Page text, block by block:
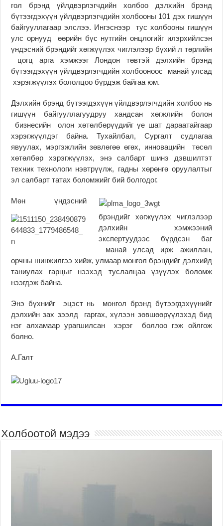
гол брэнд үйлдвэрлэгчдийн холбоо дэлхийн брэнд
бүтээгдэхүүн үйлдвэрлэгчдийн холбооны 101 дэх гишүүн
байгууллагаар элслээ. Ингэснээр тус холбооны гишүүн
улс орнууд өөрийн бүс нутгийн онцлогийг илэрхийлсэн
үндэсний брэндийг хөгжүүлэх чиглэлээр бүхий л төрлийн
цогц арга хэмжээг Лондон төвтэй дэлхийн брэнд
бүтээгдэхүүн үйлдвэрлэгчдийн холбооноос манай улсад
хэрэгжүүлэх бололцоо бүрдэж байгаа юм.
Дэлхийн брэнд бүтээгдэхүүн үйлдвэрлэгчдийн холбоо нь
гишүүн байгууллагуудруу хандсан хөгжлийн болон
бизнесийн олон хөтөлбөрүүдийг үе шат дараатайгаар
хэрэгжүүлдэг байна. Тухайлбал, Сургалт судлагаа
явуулах, мэргэжлийн зөвлөгөө өгөх, инновацийн төсөл
хөтөлбөр хэрэгжүүлэх, энэ салбарт шинэ дэвшилтэт
техник технологи нэвтрүүлж, гадны хөрөнгө оруулалтыг
эл салбарт татах боломжийг бий болгодог.
Мөн үндэсний
брэндийг хөгжүүлэх чиглэлээр
дэлхийн хэмжээний
экспертуудээс бүрдсэн баг
манай улсад ирж ажиллан,
орчны шинжилгээ хийж, улмаар монгол брэндийг дэлхийд
таниулах гарцыг нээхэд туслалцаа үзүүлэх боломж
нээгдэж байна.
Энэ бүхнийг эцэст нь монгол брэнд бүтээгдэхүүнийг
дэлхийн зах зээлд гаргах, хүлээн зөвшөөрүүлэхэд бид
нэг алхамаар урагшилсан хэрэг боллоо гэж ойлгож
болно.
А.Галт
Холбоотой мэдээ